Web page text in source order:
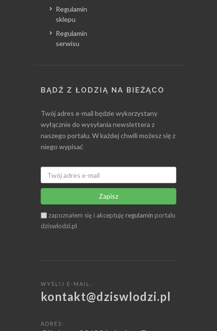
Regulamin
sklepu
Regulamin
serwisu
BĄDŹ Z ŁODZIĄ NA BIEŻĄCO
Twój adres e-mail będzie wykorzystany
wyłącznie do wysyłania newslettera z
naszego portalu. W każdej chwili możesz się z
niego wypisać
Zapisz
zapoznałem się i akceptuję regulamin portalu
dziswlodzi.pl
WYŚLIJ E-MAIL:
kontakt@dziswlodzi.pl
ADRES: